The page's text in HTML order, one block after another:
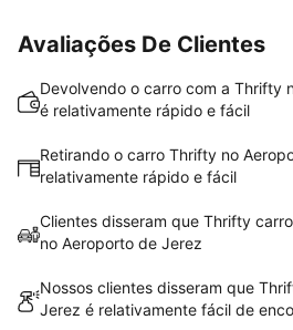
Avaliações De Clientes
Devolvendo o carro com a Thrifty
é relativamente rápido e fácil
Retirando o carro Thrifty no
relativamente rápido e fácil
Clientes disseram que Thrifty
no Aeroporto de Jerez
Nossos clientes disseram que
Jerez é relativamente fácil de